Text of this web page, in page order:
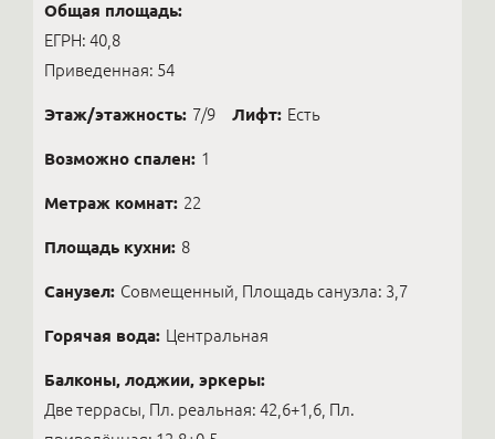
Общая площадь:
ЕГРН: 40,8
Приведенная: 54
Этаж/этажность: 7/9 Лифт: Есть
Возможно спален: 1
Метраж комнат: 22
Площадь кухни: 8
Санузел: Совмещенный, Площадь санузла: 3,7
Горячая вода: Центральная
Балконы, лоджии, эркеры:
Две террасы, Пл. реальная: 42,6+1,6, Пл.